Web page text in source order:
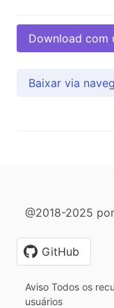
Download com
Baixar via
@2018-2025
GitHub
Aviso Todos os
usuários